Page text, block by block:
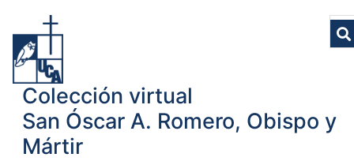
Colección virtual
San Óscar A. Romero, Obispo y
Mártir